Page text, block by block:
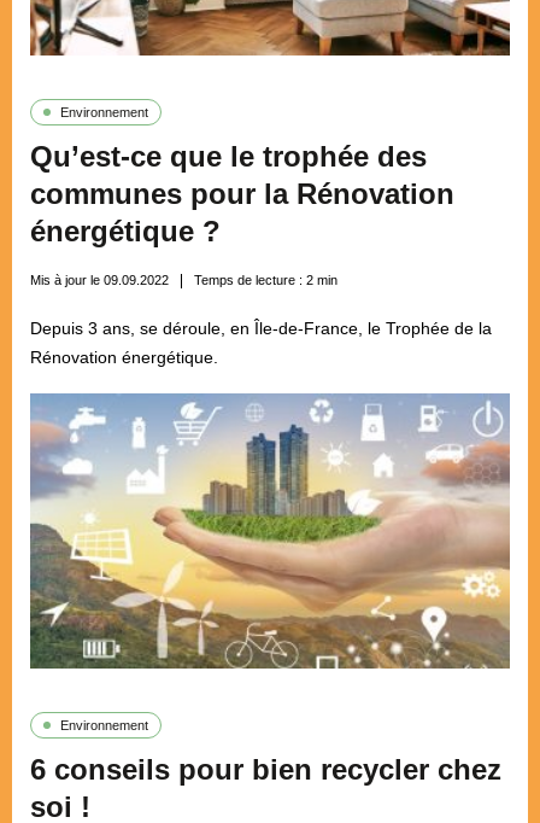
Environnement
Qu’est-ce que le trophée des
communes pour la Rénovation
énergétique ?
Mis à jour le 09.09.2022 Temps de lecture : 2 min
Depuis 3 ans, se déroule, en Île-de-France, le Trophée de la
Rénovation énergétique.
Environnement
6 conseils pour bien recycler chez
soi !